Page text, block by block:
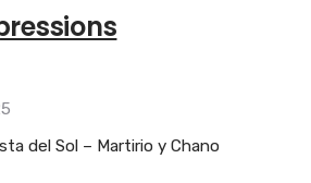
del Sol – Martirio y Chano